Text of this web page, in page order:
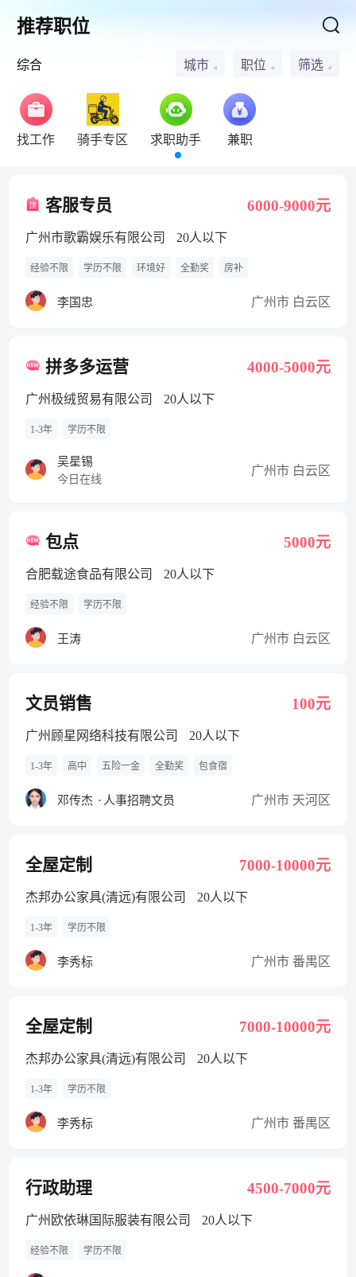
推荐职位
综合 城市 职位 筛选
找工作 骑手专区 求职助手 兼职
客服专员 6000-9000元
广州市歌霸娱乐有限公司 20人以下
经验不限 学历不限 环境好 全勤奖 房补
李国忠 广州市 白云区
拼多多运营 4000-5000元
广州极绒贸易有限公司 20人以下
1-3年 学历不限
吴星锡
今日在线
广州市 白云区
包点 5000元
合肥载途食品有限公司 20人以下
经验不限 学历不限
王涛 广州市 白云区
文员销售 100元
广州顾星网络科技有限公司 20人以下
1-3年 高中 五险一金 全勤奖 包食宿
邓传杰 · 人事招聘文员 广州市 天河区
全屋定制 7000-10000元
杰邦办公家具(清远)有限公司 20人以下
1-3年 学历不限
李秀标 广州市 番禺区
全屋定制 7000-10000元
杰邦办公家具(清远)有限公司 20人以下
1-3年 学历不限
李秀标 广州市 番禺区
行政助理 4500-7000元
广州欧依琳国际服装有限公司 20人以下
经验不限 学历不限